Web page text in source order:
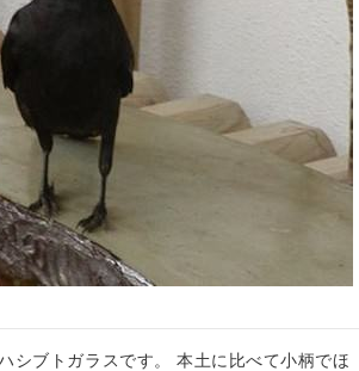
シブトガラスです。 本土に比べて小柄でほ